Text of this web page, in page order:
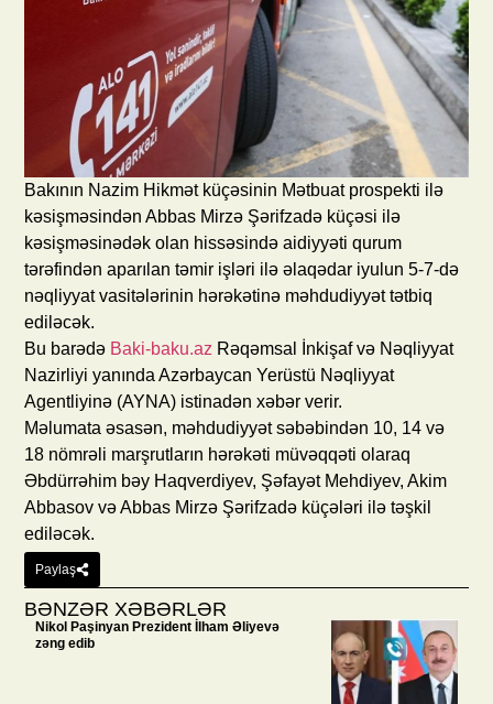
Bakının Nazim Hikmət küçəsinin Mətbuat prospekti ilə
kəsişməsindən Abbas Mirzə Şərifzadə küçəsi ilə
kəsişməsinədək olan hissəsində aidiyyəti qurum
tərəfindən aparılan təmir işləri ilə əlaqədar iyulun 5-7-də
nəqliyyat vasitələrinin hərəkətinə məhdudiyyət tətbiq
ediləcək.
Bu barədə Baki-baku.az Rəqəmsal İnkişaf və Nəqliyyat
Nazirliyi yanında Azərbaycan Yerüstü Nəqliyyat
Agentliyinə (AYNA) istinadən xəbər verir.
Məlumata əsasən, məhdudiyyət səbəbindən 10, 14 və
18 nömrəli marşrutların hərəkəti müvəqqəti olaraq
Əbdürrəhim bəy Haqverdiyev, Şəfayət Mehdiyev, Akim
Abbasov və Abbas Mirzə Şərifzadə küçələri ilə təşkil
ediləcək.
Paylaş
BƏNZƏR XƏBƏRLƏR
Nikol Paşinyan Prezident İlham Əliyevə
zəng edib